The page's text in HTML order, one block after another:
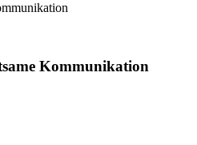
Kommunikation